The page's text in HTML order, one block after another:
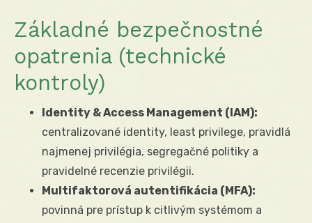
Základné bezpečnostné
opatrenia (technické
kontroly)
Identity & Access Management (IAM):
centralizované identity, least privilege, pravidlá
najmenej privilégia, segregačné politiky a
pravidelné recenzie privilégii.
Multifaktorová autentifikácia (MFA):
povinná pre prístup k citlivým systémom a